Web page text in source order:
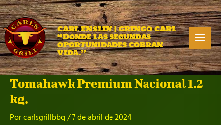
Ir
al
contenido
CARL ENSLIN | GRINGO CARL
“Donde las segundas
oportunidades cobran
vida.”
Tomahawk Premium Nacional 1.2
kg.
Porcarlsgrillbbq /7 de abril de 2024